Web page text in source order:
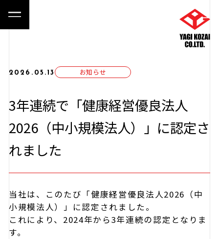
2026.05.13 お知らせ
3年連続で「健康経営優良法人
2026（中小規模法人）」に認定さ
れました
当社は、このたび「健康経営優良法人2026（中
小規模法人）」に認定されました。
これにより、2024年から3年連続の認定となりま
す。